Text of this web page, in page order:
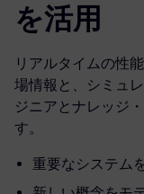
を活用
リアルタイムの性
場情報と、シミュ
ジニアとナレッジ
す。
重要なシステム